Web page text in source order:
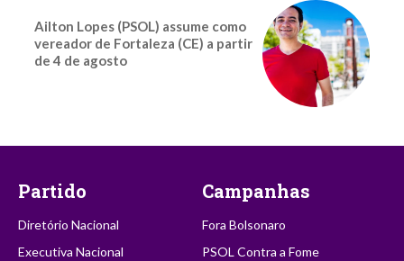
Ailton Lopes (PSOL) assume como
vereador de Fortaleza (CE) a partir
de 4 de agosto
Partido
Diretório Nacional
Executiva Nacional
Campanhas
Fora Bolsonaro
PSOL Contra a Fome